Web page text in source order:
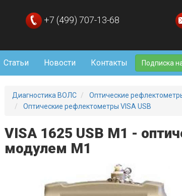
+7 (499) 707-13-68
Статьи Новости Контакты Подписка
Диагностика ВОЛС Оптические
Оптические рефлектометры VISA USB
VISA 1625 USB М1 -
модулем М1